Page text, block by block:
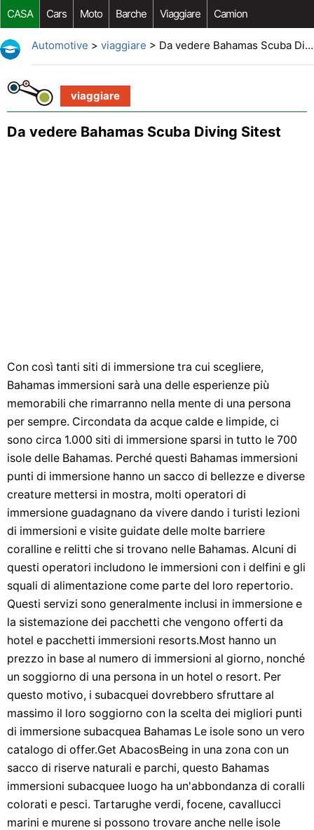
CASA Cars Moto Barche Viaggiare Camion
Riparazione Auto Acquisto Auto Car Opzioni Aftermarket
Automotive > viaggiare > Da vedere Bahamas Scuba Diving Sitest
viaggiare
Da vedere Bahamas Scuba Diving Sitest
Con così tanti siti di immersione tra cui scegliere,
Bahamas immersioni sarà una delle esperienze più
memorabili che rimarranno nella mente di una persona
per sempre. Circondata da acque calde e limpide, ci
sono circa 1.000 siti di immersione sparsi in tutto le 700
isole delle Bahamas. Perché questi Bahamas immersioni
punti di immersione hanno un sacco di bellezze e diverse
creature mettersi in mostra, molti operatori di
immersione guadagnano da vivere dando i turisti lezioni
di immersioni e visite guidate delle molte barriere
coralline e relitti che si trovano nelle Bahamas. Alcuni di
questi operatori includono le immersioni con i delfini e gli
squali di alimentazione come parte del loro repertorio.
Questi servizi sono generalmente inclusi in immersione e
la sistemazione dei pacchetti che vengono offerti da
hotel e pacchetti immersioni resorts.Most hanno un
prezzo in base al numero di immersioni al giorno, nonché
un soggiorno di una persona in un hotel o resort. Per
questo motivo, i subacquei dovrebbero sfruttare al
massimo il loro soggiorno con la scelta dei migliori punti
di immersione subacquea Bahamas Le isole sono un vero
catalogo di offer.Get AbacosBeing in una zona con un
sacco di riserve naturali e parchi, questo Bahamas
immersioni subacquee luogo ha un'abbondanza di coralli
colorati e pesci. Tartarughe verdi, focene, cavallucci
marini e murene si possono trovare anche nelle isole